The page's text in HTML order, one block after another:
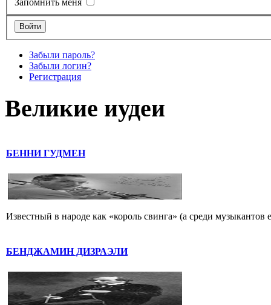
Запомнить меня
Забыли пароль?
Забыли логин?
Регистрация
Великие иудеи
БЕННИ ГУДМЕН
Известный в народе как «король свинга» (а среди
БЕНДЖАМИН ДИЗРАЭЛИ